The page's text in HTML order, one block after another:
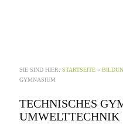
SIE SIND HIER:STARTSEITE »
GYMNASIUM
TECHNISCHES
UMWELTTECHNIK